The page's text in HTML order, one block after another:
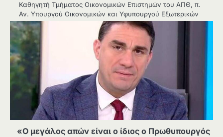
Καθηγητή Τμήματος Οικονομικών Επιστημών του ΑΠΘ, π.
Αν. Υπουργού Οικονομικών και Υφυπουργού Εξωτερικών
«Ο μεγάλος απών είναι ο ίδιος ο Πρωθυπουργός